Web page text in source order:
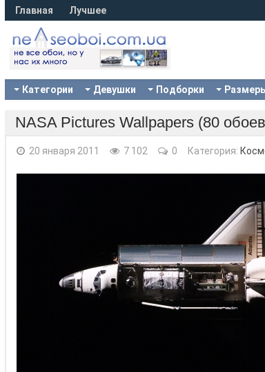
Главная Лучшее
Категории Девушки Подборки
NASA Pictures Wallpapers (80
20 января 2011 7 102 0 Категория: